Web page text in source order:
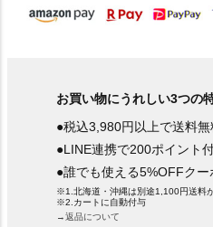
お買い物にうれしい3つの
●税込3,980円以上で送料
●LINE連携で200ポイント
●誰でも使える5%OFFク
※1.北海道・沖縄は別途1,100円送料
※2.カートに自動付与
→返品について